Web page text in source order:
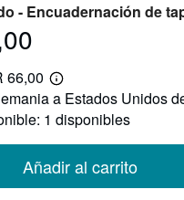
- Encuadernación de
66,00
Más
información
sobre
las
envío
a Estados Unidos
1 disponibles
Añadir al carrito